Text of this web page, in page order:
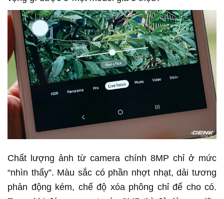
Chất lượng ảnh từ camera chính 8MP chỉ ở mức
“nhìn thấy”. Màu sắc có phần nhợt nhạt, dải tương
phản động kém, chế độ xóa phông chỉ để cho có.